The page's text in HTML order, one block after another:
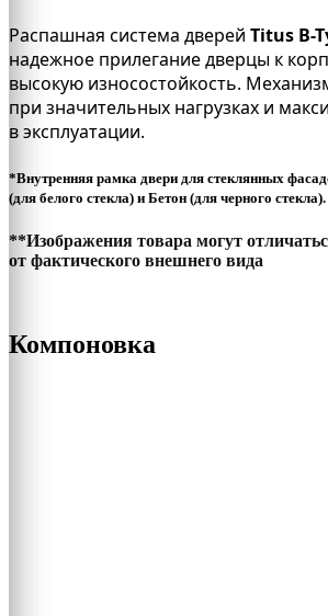
Распашная система дверей Titus B-
надежное прилегание дверцы к
высокую износостойкость.
при значительных нагрузках и
в эксплуатации.
*Внутренняя рамка двери для стеклянных
(для белого стекла) и Бетон (для черного стекла).
**Изображения товара могут
от фактического внешнего вида
Компоновка